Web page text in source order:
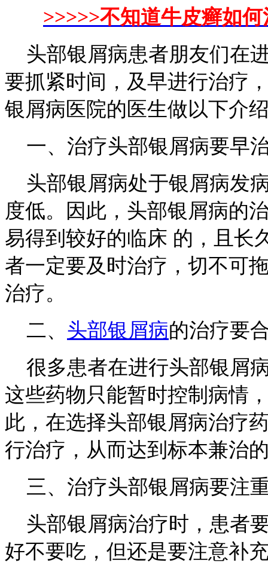
>>>>>不知道牛皮癣如
头部银屑病患者朋友们在
要抓紧时间，及早进行治疗
银屑病医院的医生做以下介
一、治疗头部银屑病要早
头部银屑病处于银屑病发
度低。因此，头部银屑病的
易得到较好的临床 的，且长
者一定要及时治疗，切不可
治疗。
二、 头部银屑病的治疗要
很多患者在进行头部银屑
这些药物只能暂时控制病情
此，在选择头部银屑病治疗
行治疗，从而达到标本兼治
三、治疗头部银屑病要注
头部银屑病治疗时，患者
好不要吃，但还是要注意补